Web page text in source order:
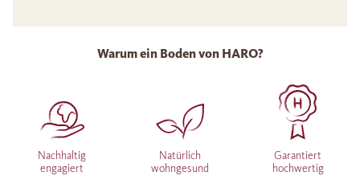
Warum ein Boden von HARO?
Nachhaltig
engagiert
Natürlich
wohngesund
Garantiert
hochwertig